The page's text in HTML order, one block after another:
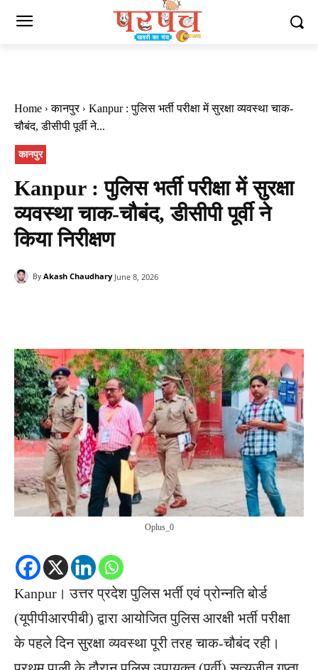
Home कानपुर
Kanpur : पुलिस भर्ती परीक्षा में सुरक्षा व्यवस्था चाक-
चौबंद, डीसीपी पूर्वी ने...
कानपुर
Kanpur : पुलिस भर्ती परीक्षा में सुरक्षा
व्यवस्था चाक-चौबंद, डीसीपी पूर्वी ने
किया निरीक्षण
By Akash Chaudhary June 8, 2026
Oplus_0
Kanpur। उत्तर प्रदेश पुलिस भर्ती एवं प्रोन्नति बोर्ड
(यूपीपीआरपीबी) द्वारा आयोजित पुलिस आरक्षी भर्ती परीक्षा
के पहले दिन सुरक्षा व्यवस्था पूरी तरह चाक-चौबंद रही।